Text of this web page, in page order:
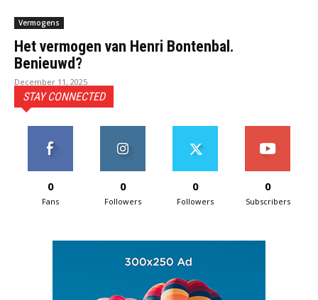
Vermogens
Het vermogen van Henri Bontenbal.
Benieuwd?
December 11, 2025
STAY CONNECTED
0
Fans
0
Followers
0
Followers
0
Subscribers